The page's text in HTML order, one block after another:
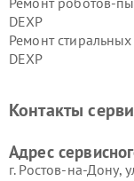
DEXP
Ремонт
DEXP
Ремонт серверов
Контакты
Адрес
г. Ростов-на-Дону,